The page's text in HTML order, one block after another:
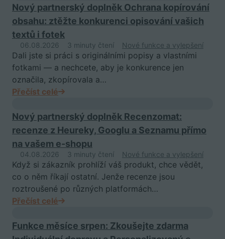
Nový partnerský doplněk Ochrana kopírování
obsahu: ztěžte konkurenci opisování vašich
textů i fotek
06.08.2026 3 minuty čtení Nové funkce a vylepšení
Dali jste si práci s originálními popisy a vlastními
fotkami — a nechcete, aby je konkurence jen
označila, zkopírovala a…
Přečíst celé
Nový partnerský doplněk Recenzomat:
recenze z Heureky, Googlu a Seznamu přímo
na vašem e-shopu
04.08.2026 3 minuty čtení Nové funkce a vylepšení
Když si zákazník prohlíží váš produkt, chce vědět,
co o něm říkají ostatní. Jenže recenze jsou
roztroušené po různých platformách…
Přečíst celé
Funkce měsíce srpen: Zkoušejte zdarma